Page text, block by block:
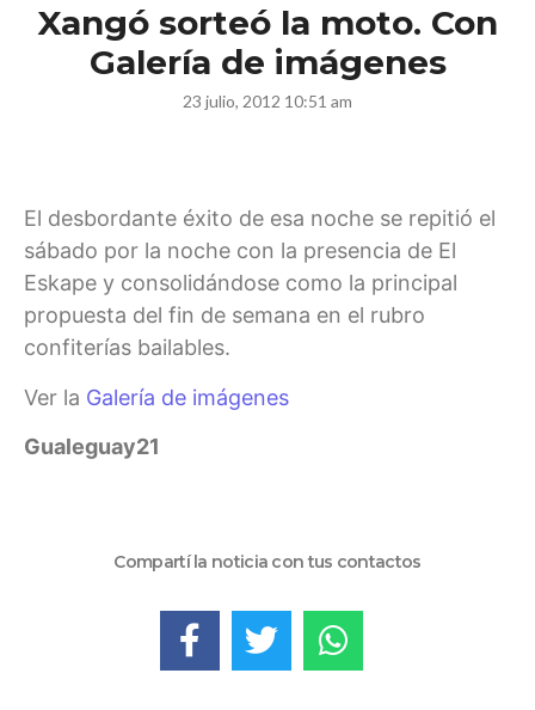
Xangó sorteó la moto. Con
Galería de imágenes
23 julio, 2012 10:51 am
El desbordante éxito de esa noche se repitió el
sábado por la noche con la presencia de El
Eskape y consolidándose como la principal
propuesta del fin de semana en el rubro
confiterías bailables.
Ver la Galería de imágenes
Gualeguay21
Compartí la noticia con tus contactos